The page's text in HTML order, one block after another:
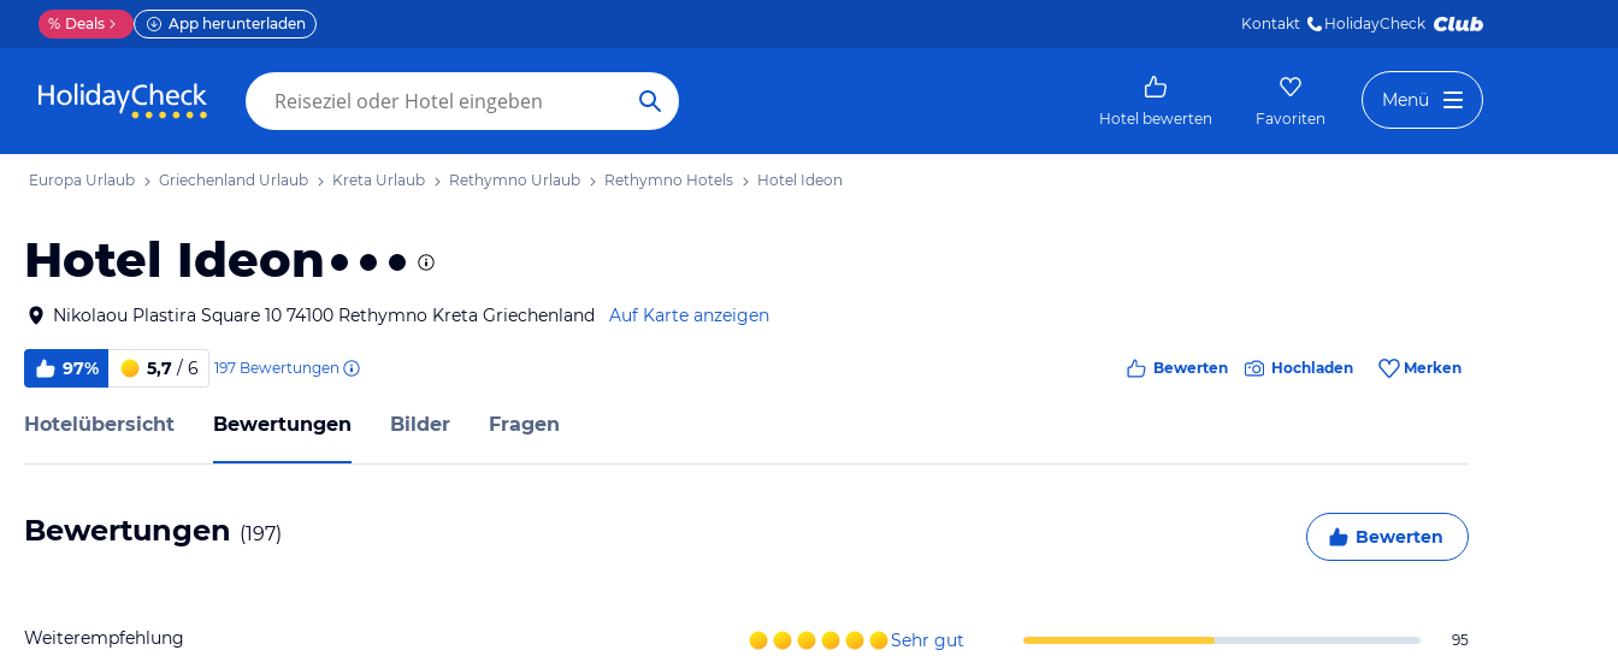
% Deals App herunterladen Kontakt HolidayCheck
Hotel bewerten Favoriten
Menü
Europa Urlaub Griechenland Urlaub Kreta Urlaub Rethymno Urlaub Rethymno Hotels Hotel Ideon
Hotel Ideon
Nikolaou Plastira Square 10 74100 Rethymno Kreta Griechenland Auf Karte anzeigen
97% 5,7 / 6 197 Bewertungen Bewerten Hochladen Merken
Hotelübersicht Bewertungen Bilder Fragen
Bewertungen (197) Bewerten
Weiterempfehlung Sehr gut 95